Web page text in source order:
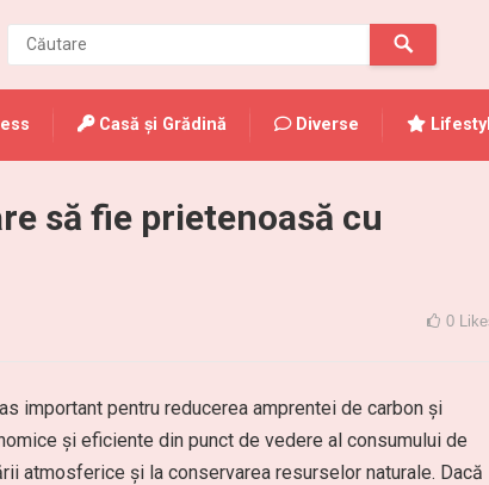
Casă și Grădină Diverse
să fie prietenoasă cu
0
important pentru reducerea amprentei de carbon și
și eficiente din punct de vedere al consumului de
atmosferice și la conservarea resurselor naturale. Dacă